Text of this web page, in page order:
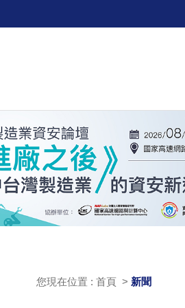
您現在位置 : 首頁 > 新聞